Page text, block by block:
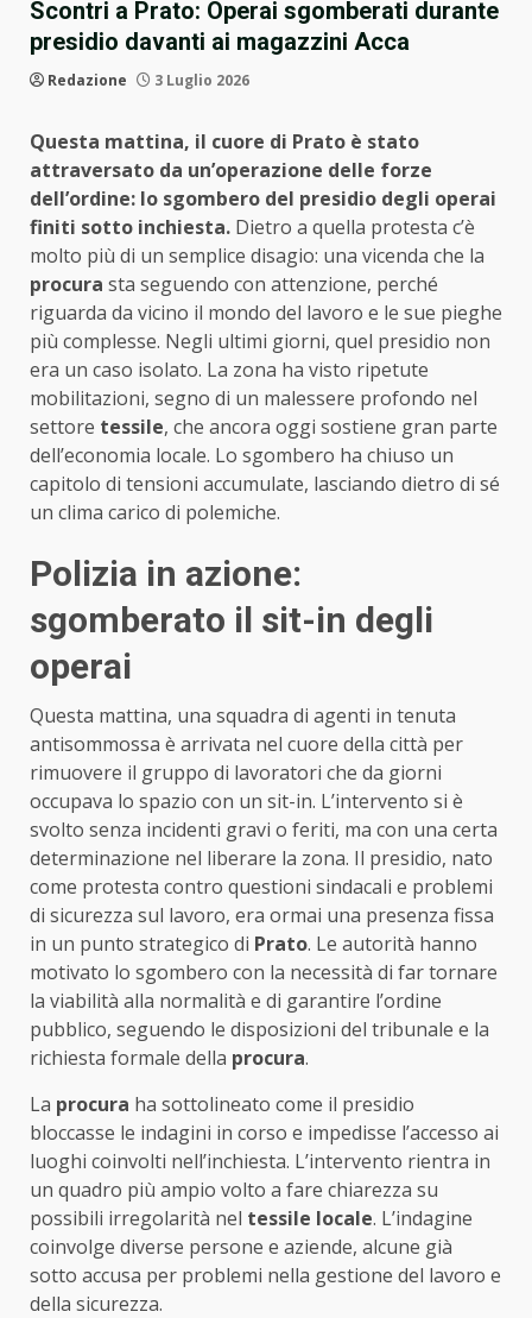
Scontri a Prato: Operai sgomberati durante
presidio davanti ai magazzini Acca
Redazione 3 Luglio 2026
Questa mattina, il cuore di Prato è stato
attraversato da un’operazione delle forze
dell’ordine: lo sgombero del presidio degli operai
finiti sotto inchiesta. Dietro a quella protesta c’è
molto più di un semplice disagio: una vicenda che la
procura sta seguendo con attenzione, perché
riguarda da vicino il mondo del lavoro e le sue pieghe
più complesse. Negli ultimi giorni, quel presidio non
era un caso isolato. La zona ha visto ripetute
mobilitazioni, segno di un malessere profondo nel
settore tessile, che ancora oggi sostiene gran parte
dell’economia locale. Lo sgombero ha chiuso un
capitolo di tensioni accumulate, lasciando dietro di sé
un clima carico di polemiche.
Polizia in azione:
sgomberato il sit-in degli
operai
Questa mattina, una squadra di agenti in tenuta
antisommossa è arrivata nel cuore della città per
rimuovere il gruppo di lavoratori che da giorni
occupava lo spazio con un sit-in. L’intervento si è
svolto senza incidenti gravi o feriti, ma con una certa
determinazione nel liberare la zona. Il presidio, nato
come protesta contro questioni sindacali e problemi
di sicurezza sul lavoro, era ormai una presenza fissa
in un punto strategico di Prato. Le autorità hanno
motivato lo sgombero con la necessità di far tornare
la viabilità alla normalità e di garantire l’ordine
pubblico, seguendo le disposizioni del tribunale e la
richiesta formale della procura.
La procura ha sottolineato come il presidio
bloccasse le indagini in corso e impedisse l’accesso ai
luoghi coinvolti nell’inchiesta. L’intervento rientra in
un quadro più ampio volto a fare chiarezza su
possibili irregolarità nel tessile locale. L’indagine
coinvolge diverse persone e aziende, alcune già
sotto accusa per problemi nella gestione del lavoro e
della sicurezza.